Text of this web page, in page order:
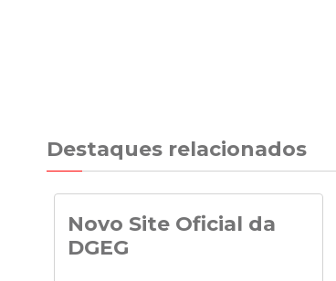
Destaques relacionados
Novo Site Oficial da
DGEG